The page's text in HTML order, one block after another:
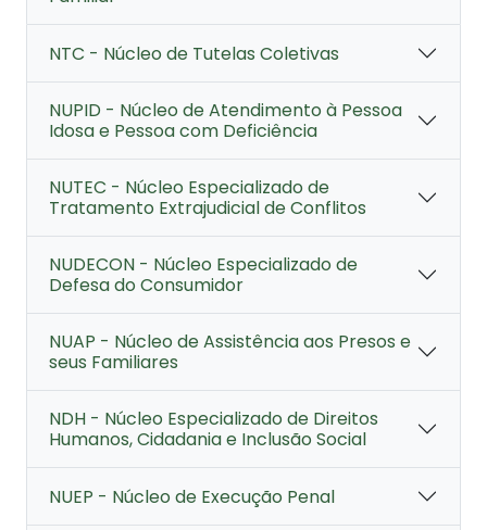
NTC - Núcleo de Tutelas Coletivas
NUPID - Núcleo de Atendimento à Pessoa
Idosa e Pessoa com Deficiência
NUTEC - Núcleo Especializado de
Tratamento Extrajudicial de Conflitos
NUDECON - Núcleo Especializado de
Defesa do Consumidor
NUAP - Núcleo de Assistência aos Presos e
seus Familiares
NDH - Núcleo Especializado de Direitos
Humanos, Cidadania e Inclusão Social
NUEP - Núcleo de Execução Penal